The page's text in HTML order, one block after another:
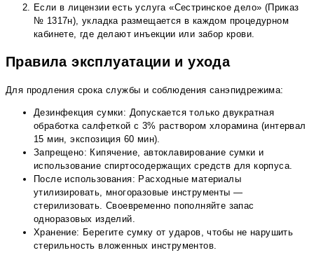
Если в лицензии есть услуга «Сестринское дело» (Приказ
№ 1317н), укладка размещается в каждом процедурном
кабинете, где делают инъекции или забор крови.
Правила эксплуатации и ухода
Для продления срока службы и соблюдения санэпидрежима:
Дезинфекция сумки: Допускается только двукратная
обработка салфеткой с 3% раствором хлорамина (интервал
15 мин, экспозиция 60 мин).
Запрещено: Кипячение, автоклавирование сумки и
использование спиртосодержащих средств для корпуса.
После использования: Расходные материалы
утилизировать, многоразовые инструменты —
стерилизовать. Своевременно пополняйте запас
одноразовых изделий.
Хранение: Берегите сумку от ударов, чтобы не нарушить
стерильность вложенных инструментов.